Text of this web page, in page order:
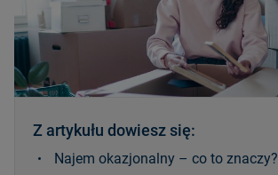
Z artykułu dowiesz się:
Najem okazjonalny – co to znaczy?